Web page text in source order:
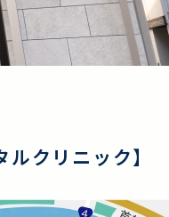
ルクリニック】